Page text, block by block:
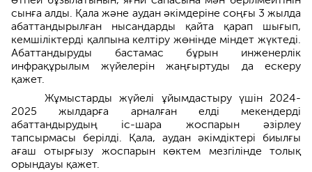
сынға алды. Қала және аудан әкімдеріне соңғы 3 жылда
абаттандырылған нысандарды қайта қарап шығып,
кемшіліктерді қалпына келтіру жөнінде міндет жүктеді.
Абаттандыруды бастамас бұрын инженерлік
инфрақұрылым жүйелерін жаңғыртуды да ескеру
қажет.
Жұмыстарды жүйелі ұйымдастыру үшін 2024-
2025 жылдарға арналған елді мекендерді
абаттандырудың іс-шара жоспарын әзірлеу
тапсырмасы берілді. Қала, аудан әкімдіктері биылғы
ағаш отырғызу жоспарын көктем мезгілінде толық
орындауы қажет.